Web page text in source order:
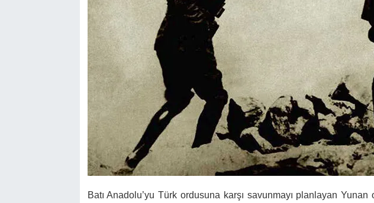
Batı Anadolu’yu Türk ordusuna karşı savunmayı planlayan